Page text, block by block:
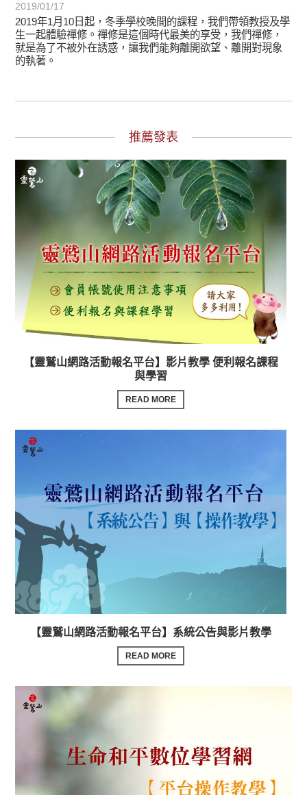
2019/01/17
2019年1月10日起，冬季學校晚間的課程，我們帶領教授及學
生一起體驗禪修。禪修是這個時代最美的享受，我們禪修，
就是為了不被外在誘惑，讓我們能夠離開欲望、離開對現象
的執著。
推薦發表
【靈鷲山網路活動報名平台】影片教學 便利報名課程
與學習
READ MORE
【靈鷲山網路活動報名平台】系統公告與影片教學
READ MORE